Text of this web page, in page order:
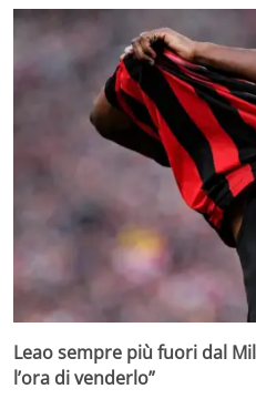
Leao sempre più fuori dal
l’ora di venderlo”